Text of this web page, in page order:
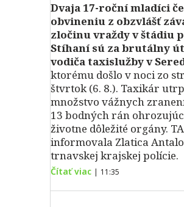
Dvaja 17-roční mladíci
obvineniu z obzvlášť
zločinu vraždy v štádiu
Stíhaní sú za brutálny
vodiča taxislužby v
ktorému došlo v noci zo
štvrtok (6. 8.). Taxikár
množstvo vážnych
13 bodných rán
životne dôležité orgány.
informovala Zlatica
trnavskej krajskej polície.
Čítať viac | 11:35